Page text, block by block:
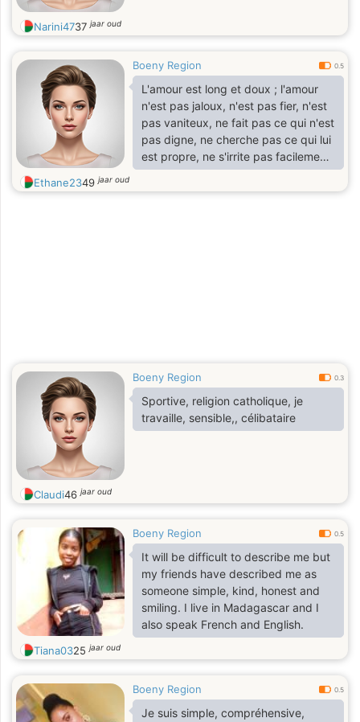
Narini4737jaar oud
Boeny Region 0.5
L'amour est long et doux ; l'amour
n'est pas jaloux, n'est pas fier, n'est
pas vaniteux, ne fait pas ce qui n'est
pas digne, ne cherche pas ce qui lui
est propre, ne s'irrite pas facilement,
ne fait pas preuve de compassion,
ne se réjouit pas de l'injustice, mais
Ethane2349jaar oud
Boeny Region 0.3
Sportive, religion catholique, je
travaille, sensible,, célibataire
Claudi46jaar oud
Boeny Region 0.5
It will be difficult to describe me but
my friends have described me as
someone simple, kind, honest and
smiling. I live in Madagascar and I
also speak French and English.
Tiana0325jaar oud
Boeny Region 0.5
Je suis simple, compréhensive,